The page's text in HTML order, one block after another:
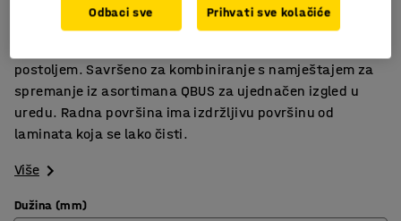
Ravna ploča stola
postoljem. Savršeno za kombiniranje s namještajem za
spremanje iz asortimana QBUS za ujednačen izgled u
uredu. Radna površina ima izdržljivu površinu od
laminata koja se lako čisti.
Više
Dužina (mm)
Odbaci sve Prihvati sve kolačiće